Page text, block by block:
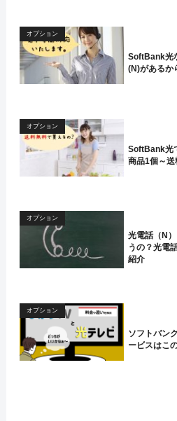
オプション
SoftBank光
(N)があるか
オプション
SoftBank光
商品1個～送
オプション
光電話（N
うの？光電
紹介
オプション
ソフトバン
ービスはこ